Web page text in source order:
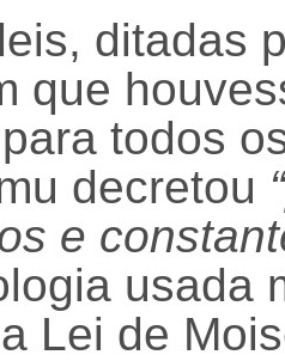
ditadas
que
todos
decretou
e
usada
Lei de